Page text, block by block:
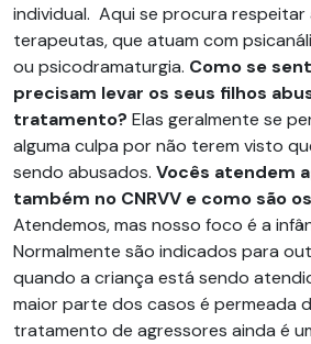
individual. Aqui se procura respeitar
terapeutas, que atuam com
ou psicodramaturgia. Como se
precisam levar os seus filhos
tratamento? Elas geralmente se
alguma culpa por não terem visto
sendo abusados. Vocês atendem
também no CNRVV e como são
Atendemos, mas nosso foco é a
Normalmente são indicados para
quando a criança está sendo
maior parte dos casos é permeada
tratamento de agressores ainda é